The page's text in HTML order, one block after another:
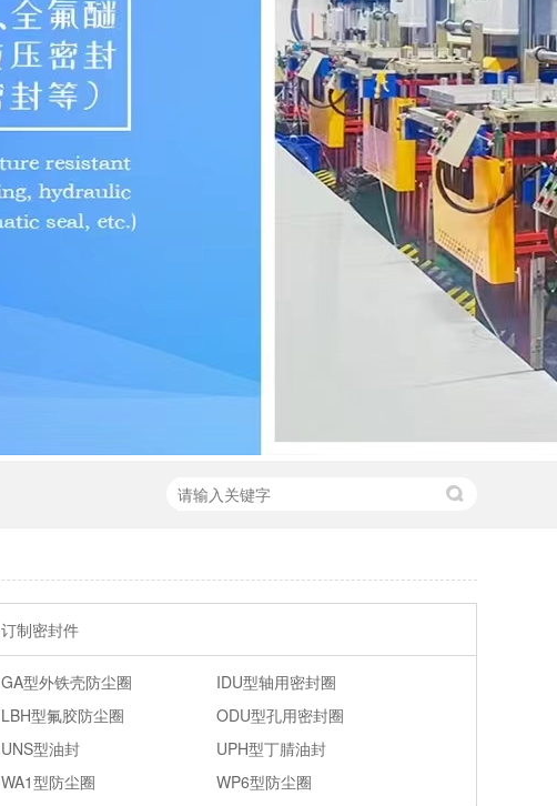
订制密封件
GA型外铁壳防尘圈
IDU型轴用密封圈
LBH型氟胶防尘圈
ODU型孔用密封圈
UNS型油封
UPH型丁腈油封
WA1型防尘圈 WP6型防尘圈